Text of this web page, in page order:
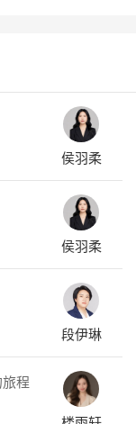
侯羽柔
侯羽柔
段伊琳
程